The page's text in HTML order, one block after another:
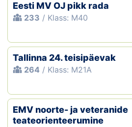
Eesti MV OJ pikk rada
233 / Klass: M40
Tallinna 24. teisipäevak
264 / Klass: M21A
EMV noorte- ja veteranide
teateorienteerumine